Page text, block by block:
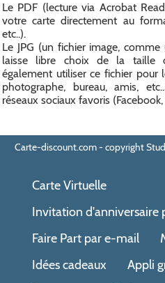
Le PDF (lecture via Acrobat
votre carte directement au
etc..).
Le JPG (un fichier image,
laisse libre choix de la taille
également utiliser ce fichier pour
photographe, bureau, amis,
réseaux sociaux favoris
Carte-discount.com - copyright
Carte Virtuelle
Invitation d'anniversaire
Faire Part par e-mail
Idées cadeaux
Appli